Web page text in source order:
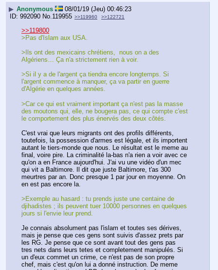
▶ Anonymous
08/01/19 (Jeu) 00:46:23
992090 No. 119955 >>119960 >>122721
>>119800
>Pas d'Islam aux USA.
>Ils ont des mexicains chrétiens,  nous on a des
Algériens… Ça n'a strictement rien à voir.
>Si il y a de l'argent ça tiendra encore longtemps. Si
l'argent commence à manquer, ça va partir en guerre
d'Algérie en quelques années.
>Car ce qui est vraiment important ça n'est pas la masse
des moutons qui, elle, ne bougera pas, ce qui compte c'est
le comportement des plus énervés des deux côtés.
C'est vrai que leurs migrants ont des profils différents,
toutefois, la possession d'armes est légale, et ils importent
autant le tiers-monde que nous. Le résultat est le meme au
final, voire pire. La criminalité la-bas n'a rien a voir avec ce
qu'on a en France aujourd'hui. J'ai vu une vidéo d'un mec
qui vit a Baltimore. Il dit que juste Baltimore, t'as 300
meurtres par an. Donc presque 1 par jour en moyenne. On
en est pas encore la.
>Exemple au hasard : tu prends juste une centaine de
djihadistes ; ils peuvent tuer 10000 personnes en quelques
jours si l'envie leur prend.
Je connais absolument pas l'islam et toutes ses dérives,
mais je pense que ces gens sont suivis d'assez prets par
les RG. Je pense que ce sont avant tout des gens pas
tres nets dans leurs tetes et completement manipulés. Si
un d'eux commet un crime, ce n'est pas de son propre
chef, mais c'est qu'on lui a donné instruction. De meme